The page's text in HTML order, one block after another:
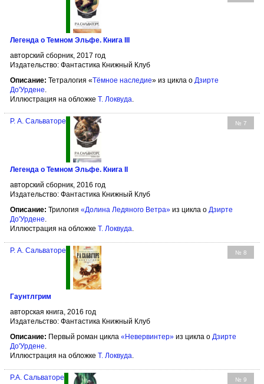
Легенда о Темном Эльфе. Книга III
авторский сборник, 2017 год
Издательство: Фантастика Книжный Клуб
Описание: Тетралогия «Тёмное наследие» из цикла о Дзирте
До'Урдене.
Иллюстрация на обложке Т. Локвуда.
№ 7
Р. А. Сальваторе
Легенда о Темном Эльфе. Книга II
авторский сборник, 2016 год
Издательство: Фантастика Книжный Клуб
Описание: Трилогия «Долина Ледяного Ветра» из цикла о Дзирте
До'Урдене
Иллюстрация на обложке Т. Локвуда
№ 8
Р. А. Сальваторе
Гаунтлгрим
авторская книга, 2016 год
Издательство: Фантастика Книжный Клуб
Описание: Первый роман цикла «Невервинтер» из цикла о Дзирте
До'Урдене.
Иллюстрация на обложке Т. Локвуда.
№ 9
Р.А. Сальваторе